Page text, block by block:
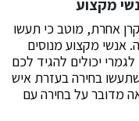
מקצוע
אחרת, מוטב כי תעשו
מקצוע מנוסים
יכולים להגיד לכם
בחירה בעזרת איש
מדובר על בחירה עם